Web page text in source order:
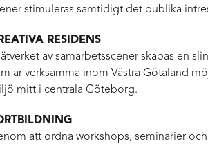
stimuleras samtidigt det publika
RESIDENS
av samarbetsscener skapas en
är verksamma inom Västra Götaland
mitt i centrala Göteborg.
att ordna workshops, seminarier